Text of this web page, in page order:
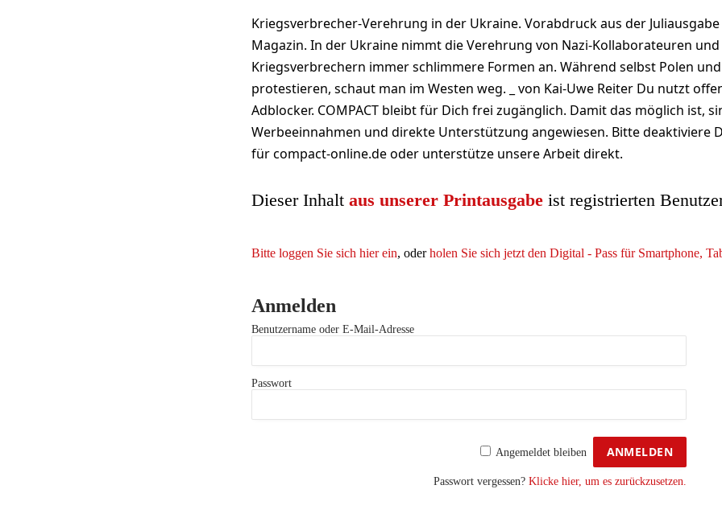
Kriegsverbrecher-Verehrung in der Ukraine. Vorabdruck aus der Juliausgabe
Magazin. In der Ukraine nimmt die Verehrung von Nazi-Kollaborateuren und
Kriegsverbrechern immer schlimmere Formen an. Während selbst Polen
protestieren, schaut man im Westen weg. _ von Kai-Uwe Reiter Du nutzt
Adblocker. COMPACT bleibt für Dich frei zugänglich. Damit das möglich ist,
Werbeeinnahmen und direkte Unterstützung angewiesen. Bitte deaktiviere
für compact-online.de oder unterstütze unsere Arbeit direkt.
Dieser Inhalt aus unserer Printausgabe ist registrierten
Bitte loggen Sie sich hier ein, oderholen Sie sich jetzt den Digital - Pass für Smartphone,
Anmelden
Benutzername oder E-Mail-Adresse
Passwort
Angemeldet bleiben
Passwort vergessen? Klicke hier, um es zurückzusetzen.